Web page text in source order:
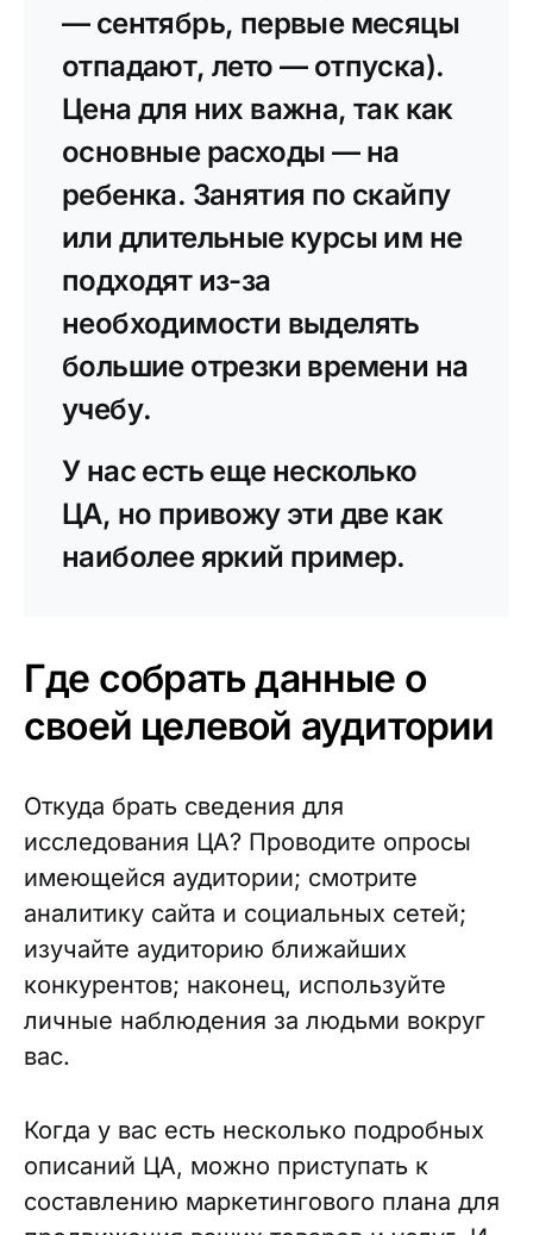
— сентябрь, первые месяцы
отпадают, лето — отпуска).
Цена для них важна, так как
основные расходы — на
ребенка. Занятия по скайпу
или длительные курсы им не
подходят из-за
необходимости выделять
большие отрезки времени на
учебу.
У нас есть еще несколько
ЦА, но привожу эти две как
наиболее яркий пример.
Где собрать данные о
своей целевой аудитории
Откуда брать сведения для
исследования ЦА? Проводите опросы
имеющейся аудитории; смотрите
аналитику сайта и социальных сетей;
изучайте аудиторию ближайших
конкурентов; наконец, используйте
личные наблюдения за людьми вокруг
вас.
Когда у вас есть несколько подробных
описаний ЦА, можно приступать к
составлению маркетингового плана для